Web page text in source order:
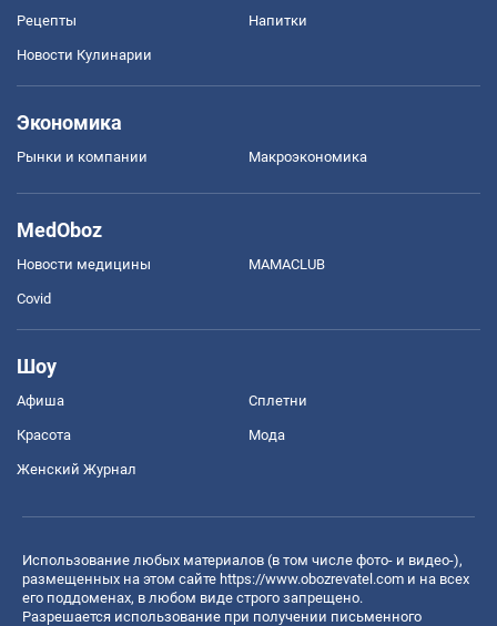
Рецепты Напитки
Новости Кулинарии
Экономика
Рынки и компании Mакроэкономика
MedOboz
Новости медицины MAMACLUB
Covid
Шоу
Афиша Сплетни
Красота Мода
Женский Журнал
Использование любых материалов (в том числе фото- и видео-),
размещенных на этом сайте https://www.obozrevatel.com и на всех
его поддоменах, в любом виде строго запрещено.
Разрешается использование при получении письменного